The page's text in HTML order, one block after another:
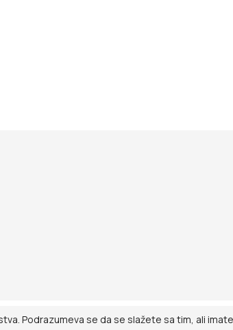
Podrazumeva se da se slažete sa tim, ali